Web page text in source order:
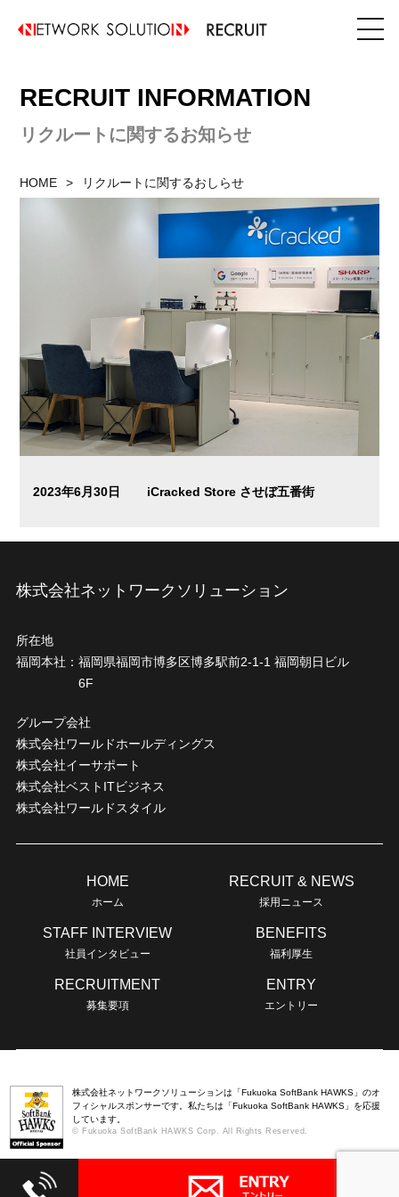
RECRUIT INFORMATION
リクルートに関するお知らせ
HOME リクルートに関するおしらせ
2023年6月30日 iCracked Store させぼ五番街
株式会社ネットワークソリューション
所在地
福岡本社： 福岡県福岡市博多区博多駅前2-1-1 福岡朝日ビル
6F
グループ会社
株式会社ワールドホールディングス
株式会社イーサポート
株式会社ベストITビジネス
株式会社ワールドスタイル
HOME
ホーム
RECRUIT & NEWS
採用ニュース
STAFF INTERVIEW
社員インタビュー
BENEFITS
福利厚生
RECRUITMENT
募集要項
ENTRY
エントリー
株式会社ネットワークソリューションは「Fukuoka SoftBank HAWKS」のオ
フィシャルスポンサーです。私たちは「Fukuoka SoftBank HAWKS」を応援
しています。
© Fukuoka SoftBank HAWKS Corp. All Rights Reserved.
Copyright © NETWORK SOLUTION All rights reserved.